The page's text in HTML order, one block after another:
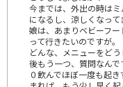
今までは、外出の時は
になるし、涼しくなって
娘は、あまりベビーフ
って行きたいのですが。
どんな、メニューをどう
後もう一つ、質問なん
０飲んでほぼ一度も起